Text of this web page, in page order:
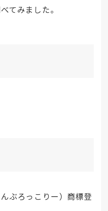
てみました。
ぶろっこりー）商標登